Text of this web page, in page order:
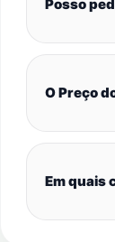
Posso
O Preço
Em quais